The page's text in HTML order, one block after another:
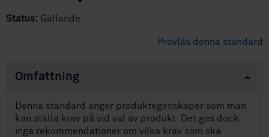
Status: Gällande
Provläs denna standard
Omfattning
Denna standard anger produktegenskaper som man
kan ställa krav på vid val av produkt. Det ges dock
inga rekommendationer om vilka krav som ska